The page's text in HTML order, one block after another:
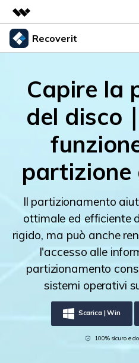
Prodotti in evidenza
Panoramica
Soluzione
Chi siamo
Sala stampa
Supporto
Recoverit
Recupero Dati
Backup Dati
Riparazione Dati
Funzionalità
Recover file Media
Controlla tutte le
Problemi del Dispositivo
Problemi del Backup
Centro di conoscenza
TROVA ALTRE
Supporto
Novità
Storie
50% OFF!
search
Capire la
del disco
partizione
Il partizionamento
ottimale ed efficiente
rigido, ma può anche
l'accesso alle
partizionamento
sistemi operativi
Scarica | Win
100% sicuro e